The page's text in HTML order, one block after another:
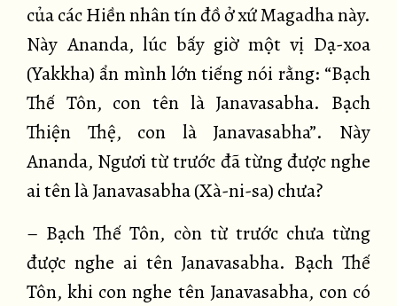
của các Hiền nhân tín đồ ở xứ Magadha này.
Này Ananda, lúc bấy giờ một vị Dạ-xoa
(Yakkha) ẩn mình lớn tiếng nói rằng: “Bạch
Thế Tôn, con tên là Janavasabha. Bạch
Thiện Thệ, con là Janavasabha”. Này
Ananda, Ngươi từ trước đã từng được nghe
ai tên là Janavasabha (Xà-ni-sa) chưa?
– Bạch Thế Tôn, còn từ trước chưa từng
được nghe ai tên Janavasabha. Bạch Thế
Tôn, khi con nghe tên Janavasabha, con có